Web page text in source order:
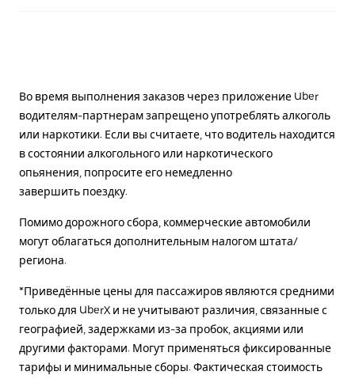
Во время выполнения заказов через приложение Uber
водителям-партнерам запрещено употреблять алкоголь
или наркотики. Если вы считаете, что водитель находится
в состоянии алкогольного или наркотического
опьянения, попросите его немедленно
завершить поездку.
Помимо дорожного сбора, коммерческие автомобили
могут облагаться дополнительным налогом штата/
региона.
*Приведённые цены для пассажиров являются средними
только для UberX и не учитывают различия, связанные с
географией, задержками из-за пробок, акциями или
другими факторами. Могут применяться фиксированные
тарифы и минимальные сборы. Фактическая стоимость